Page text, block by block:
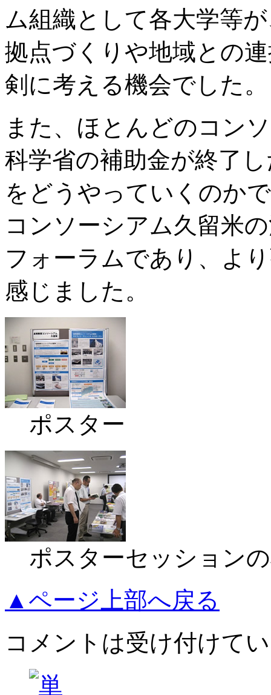
ム組織として各大学等
拠点づくりや地域との
剣に考える機会でした。
また、ほとんどのコン
科学省の補助金が終了
をどうやっていくのか
コンソーシアム久留米
フォーラムであり、よ
感じました。
ポスター
ポスターセッション
▲ページ上部へ戻る
コメントは受け付けて